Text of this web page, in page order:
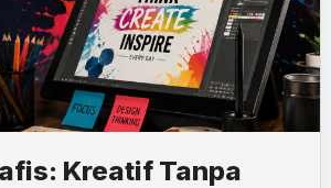
Kreatif Tanpa